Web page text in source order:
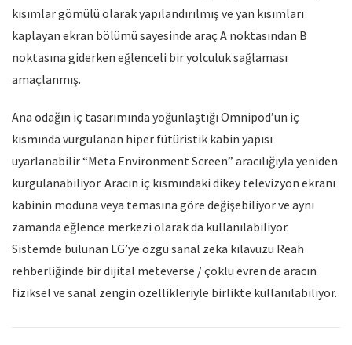
kısımlar gömülü olarak yapılandırılmış ve yan kısımları
kaplayan ekran bölümü sayesinde araç A noktasından B
noktasına giderken eğlenceli bir yolculuk sağlaması
amaçlanmış.
Ana odağın iç tasarımında yoğunlaştığı Omnipod’un iç
kısmında vurgulanan hiper fütüristik kabin yapısı
uyarlanabilir “Meta Environment Screen” aracılığıyla yeniden
kurgulanabiliyor. Aracın iç kısmındaki dikey televizyon ekranı
kabinin moduna veya temasına göre değişebiliyor ve aynı
zamanda eğlence merkezi olarak da kullanılabiliyor.
Sistemde bulunan LG’ye özgü sanal zeka kılavuzu Reah
rehberliğinde bir dijital meteverse / çoklu evren de aracın
fiziksel ve sanal zengin özellikleriyle birlikte kullanılabiliyor.